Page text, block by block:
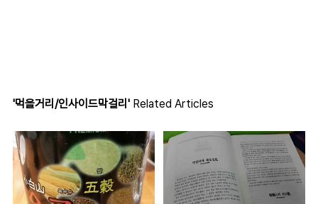
'먹을거리/인사이드막걸리' Related Articles